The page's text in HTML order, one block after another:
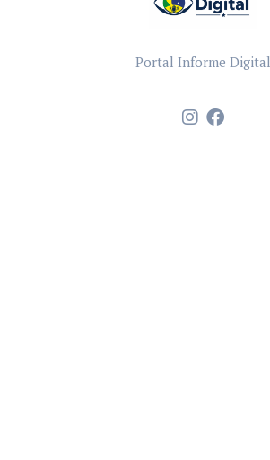
Portal Informe Digital